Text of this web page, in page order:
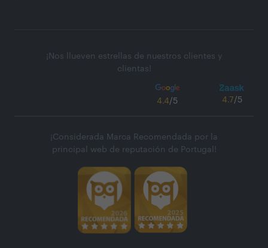
¡Nos llueven estrellas de nuestros clientes y
clientas!
4.4/5 4.7/5
¡Considerada Marca Recomendada por la
principal web de reputación de Portugal!